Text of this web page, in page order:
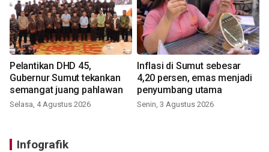
Pelantikan DHD 45,
Gubernur Sumut tekankan
semangat juang pahlawan
Selasa, 4 Agustus 2026
Inflasi di Sumut sebesar
4,20 persen, emas menjadi
penyumbang utama
Senin, 3 Agustus 2026
Infografik